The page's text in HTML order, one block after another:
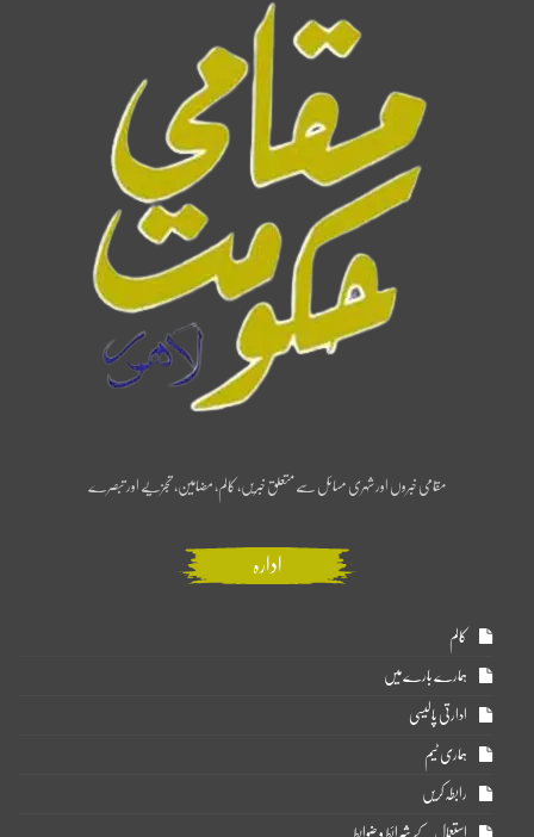
مقامی خبروں اور شہری مسائل سے متعلق خبریں، کالم، مضامین، تجزیے اور تبصرے
ادارہ
کالم
ہمارے بارے میں
ادارتی پالیسی
ہماری ٹیم
رابطہ کریں
استعمال کے شرائط و ضوابط